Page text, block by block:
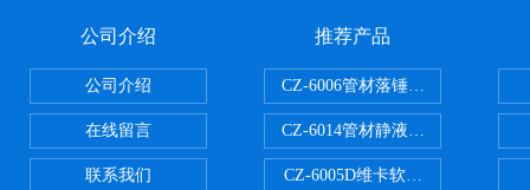
公司介绍
公司介绍
在线留言
联系我们
推荐产品
CZ-6006管材落锤冲击试验机
CZ-6014管材静液压爆破试验机
CZ-6005D维卡软化点温度测定仪